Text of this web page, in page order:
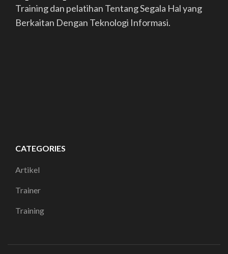
Training dan pelatihan Tentang Segala Hal yang
Berkaitan Dengan Teknologi Informasi.
CATEGORIES
Artikel
Trainer
Training